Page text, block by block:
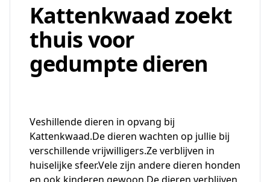
Kattenkwaad zoekt
thuis voor
gedumpte dieren
Veshillende dieren in opvang bij
Kattenkwaad.De dieren wachten op jullie bij
verschillende vrijwilligers.Ze verblijven in
huiselijke sfeer.Vele zijn andere dieren honden